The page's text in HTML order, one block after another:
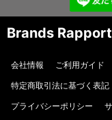
Brands Rapport
会社情報 ご利用ガイド
特定商取引法に基づく表記
プライバシーポリシー